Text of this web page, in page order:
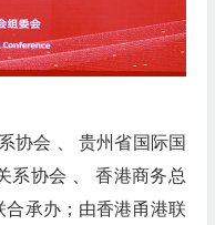
协会 、 贵州省国际国
系协会 、 香港商务总
承办；由香港甬港联